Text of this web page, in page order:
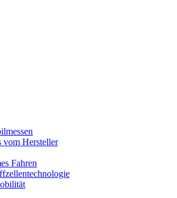
vom Hersteller
Fahren